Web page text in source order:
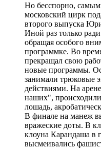
Но бесспорно,
московский цирк
второго выпуска
Иной раз только
обращая особого
программке. Во
прекращал свою
новые программы.
занимали трюковые
действиями. На
наших",
лошадь,
В финале на манеж
вражеские доты. В
клоуна Карандаша в
высмеивались